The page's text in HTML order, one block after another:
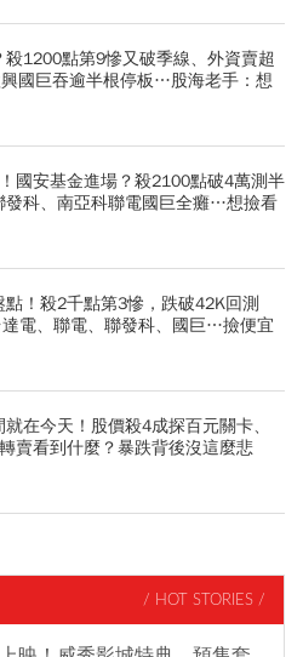
殺1200點第9慘又破季線、外資賣超
國巨吞逾半根停板…股海老手：想
國安基金進場？殺2100點破4萬測半
發科、南亞科聯電國巨全癱…想撿看
點！殺2千點第3慘，跌破42K回測
電、聯電、聯發科、國巨…撿便宜
在今天！股價殺4成探百元關卡、
賣看到什麼？暴跌背後沒這麼悲
/ HOT STORIES /